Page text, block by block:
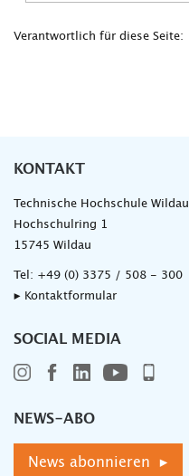
Verantwortlich für diese Seite:
KONTAKT
Technische Hochschule Wildau
Hochschulring 1
15745 Wildau
Tel: +49 (0) 3375 / 508 - 300
▸ Kontaktformular
SOCIAL MEDIA
NEWS-ABO
News abonnieren ▸